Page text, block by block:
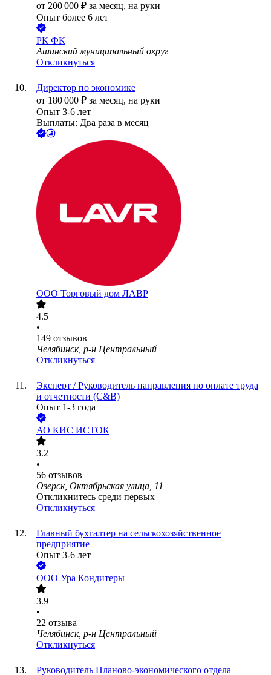
от 200 000 ₽ за месяц, на руки
Опыт более 6 лет
РК ФК
Ашинский муниципальный округ
Откликнуться
Директор по экономике
от 180 000 ₽ за месяц, на руки
Опыт 3-6 лет
Выплаты: Два раза в месяц
ООО Торговый дом ЛАВР
4.5
•
149 отзывов
Челябинск, р-н Центральный
Откликнуться
Эксперт / Руководитель направления по оплате труда
и отчетности (C&B)
Опыт 1-3 года
АО КИС ИСТОК
3.2
•
56 отзывов
Озерск, Октябрьская улица, 11
Откликнитесь среди первых
Откликнуться
Главный бухгалтер на сельскохозяйственное
предприятие
Опыт 3-6 лет
ООО Ура Кондитеры
3.9
•
22 отзыва
Челябинск, р-н Центральный
Откликнуться
Руководитель Планово-экономического отдела